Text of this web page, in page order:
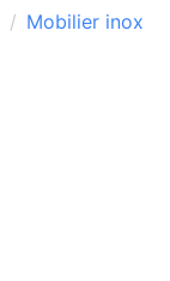
Mobilier inox